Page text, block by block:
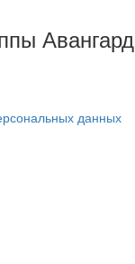
Авангард
данных